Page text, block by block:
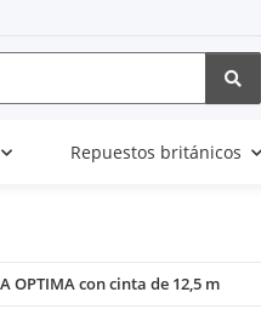
Repuestos británicos
OPTIMA con cinta de 12,5 m